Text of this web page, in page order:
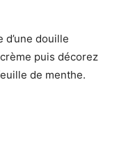
d’une douille
puis décorez
de menthe.